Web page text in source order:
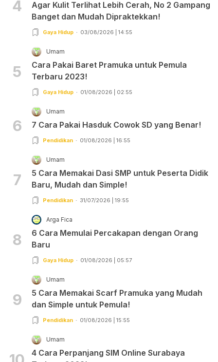
4
Agar Kulit Terlihat Lebih Cerah, No 2 Gampang
Banget dan Mudah Dipraktekkan!
Gaya Hidup 03/08/2026 | 14:55
5
Umam
Cara Pakai Baret Pramuka untuk Pemula
Terbaru 2023!
Gaya Hidup 01/08/2026 | 02:55
6
Umam
7 Cara Pakai Hasduk Cowok SD yang Benar!
Pendidikan 01/08/2026 | 16:55
7
Umam
5 Cara Memakai Dasi SMP untuk Peserta Didik
Baru, Mudah dan Simple!
Pendidikan 31/07/2026 | 19:55
8
Arga Fica
6 Cara Memulai Percakapan dengan Orang
Baru
Gaya Hidup 01/08/2026 | 05:57
9
Umam
5 Cara Memakai Scarf Pramuka yang Mudah
dan Simple untuk Pemula!
Pendidikan 01/08/2026 | 15:55
Umam
4 Cara Perpanjang SIM Online Surabaya